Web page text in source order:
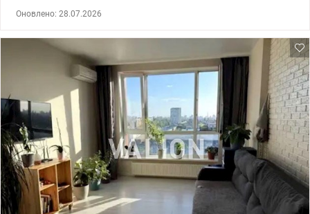
двостороннє – у бік парку та кіностудії Довженка. Житловий
комплекс бізнес-класу. Зроблено ремонт у під'їзді, нові ліфти.
Закрита територія, цілодобова охорона та відеоспостереження,
підземний паркінг. Поруч ТРЦ Більшовик, супермаркет Сільпо,
Мегамаркет, дитячий садок, 3 школи, зупинка наземного
транспорту, в пішій доступності Ст. Метро Шулявська (3
хвилини). Парк КПІ ціна 170 000 у.о Інна 095 233 13 13
valion.ua/1092966
Оновлено: 28.07.2026